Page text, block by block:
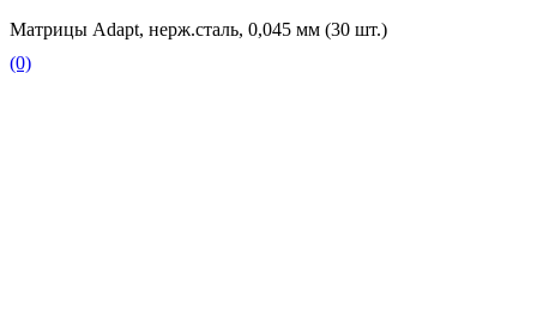
Матрицы Adapt, нерж.сталь, 0,045 мм (30 шт.)
(0)